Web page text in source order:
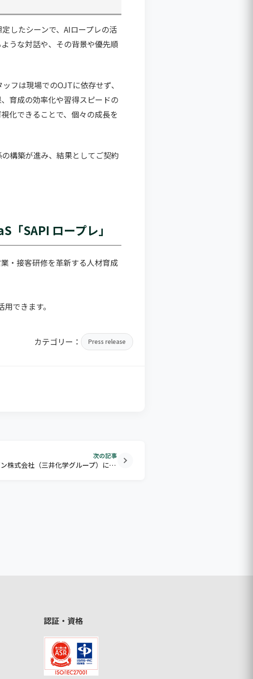
したシーンで、AIロープレの活
うな対話や、その背景や優先順
フは現場でのOJTに依存せず、
育成の効率化や習得スピードの
化できることで、個々の成長を
構築が進み、結果としてご契約
「SAPI ロープレ」
・接客研修を革新する人材育成
できます。
カテゴリー： Press release
次の記事
クルツァージャパン株式会社（三井化学グループ）に採用
認証・資格